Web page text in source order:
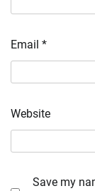
Email *
Website
Save my